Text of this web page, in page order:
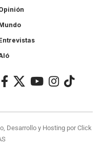
Desarrollo y Hosting porClick